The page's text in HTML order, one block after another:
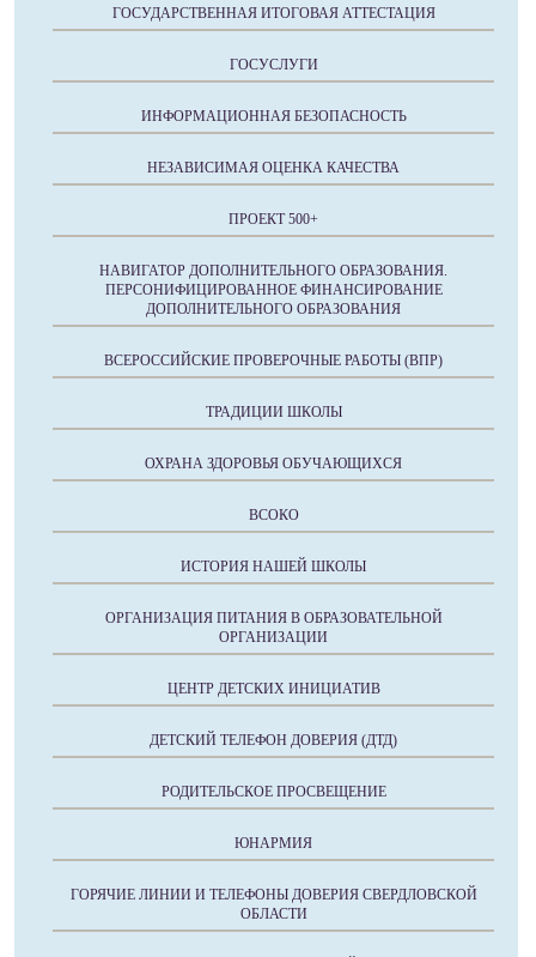
ГОСУДАРСТВЕННАЯ ИТОГОВАЯ АТТЕСТАЦИЯ
ГОСУСЛУГИ
ИНФОРМАЦИОННАЯ БЕЗОПАСНОСТЬ
НЕЗАВИСИМАЯ ОЦЕНКА КАЧЕСТВА
ПРОЕКТ 500+
НАВИГАТОР ДОПОЛНИТЕЛЬНОГО ОБРАЗОВАНИЯ.
ПЕРСОНИФИЦИРОВАННОЕ ФИНАНСИРОВАНИЕ
ДОПОЛНИТЕЛЬНОГО ОБРАЗОВАНИЯ
ВСЕРОССИЙСКИЕ ПРОВЕРОЧНЫЕ РАБОТЫ (ВПР)
ТРАДИЦИИ ШКОЛЫ
ОХРАНА ЗДОРОВЬЯ ОБУЧАЮЩИХСЯ
ВСОКО
ИСТОРИЯ НАШЕЙ ШКОЛЫ
ОРГАНИЗАЦИЯ ПИТАНИЯ В ОБРАЗОВАТЕЛЬНОЙ
ОРГАНИЗАЦИИ
ЦЕНТР ДЕТСКИХ ИНИЦИАТИВ
ДЕТСКИЙ ТЕЛЕФОН ДОВЕРИЯ (ДТД)
РОДИТЕЛЬСКОЕ ПРОСВЕЩЕНИЕ
ЮНАРМИЯ
ГОРЯЧИЕ ЛИНИИ И ТЕЛЕФОНЫ ДОВЕРИЯ СВЕРДЛОВСКОЙ
ОБЛАСТИ